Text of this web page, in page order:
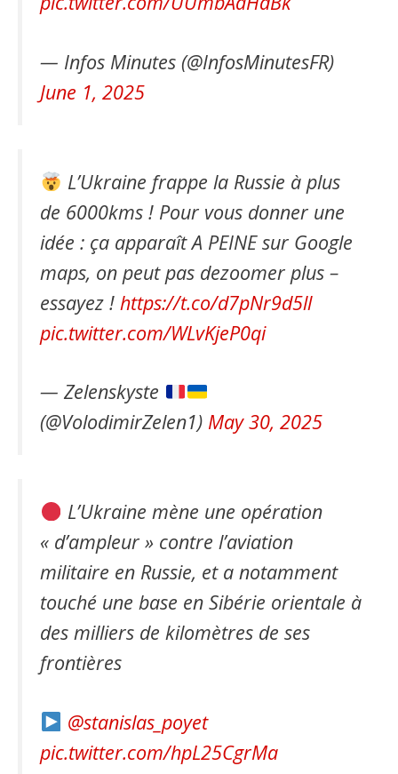
— Infos Minutes (@InfosMinutesFR)
June 1, 2025
L’Ukraine frappe la Russie à plus
de 6000kms ! Pour vous donner une
idée : ça apparaît A PEINE sur Google
maps, on peut pas dezoomer plus –
essayez ! https://t.co/d7pNr9d5ll
pic.twitter.com/WLvKjeP0qi
— Zelenskyste
(@VolodimirZelen1) May 30, 2025
L’Ukraine mène une opération
« d’ampleur » contre l’aviation
militaire en Russie, et a notamment
touché une base en Sibérie orientale à
des milliers de kilomètres de ses
frontières
@stanislas_poyet
pic.twitter.com/hpL25CgrMa